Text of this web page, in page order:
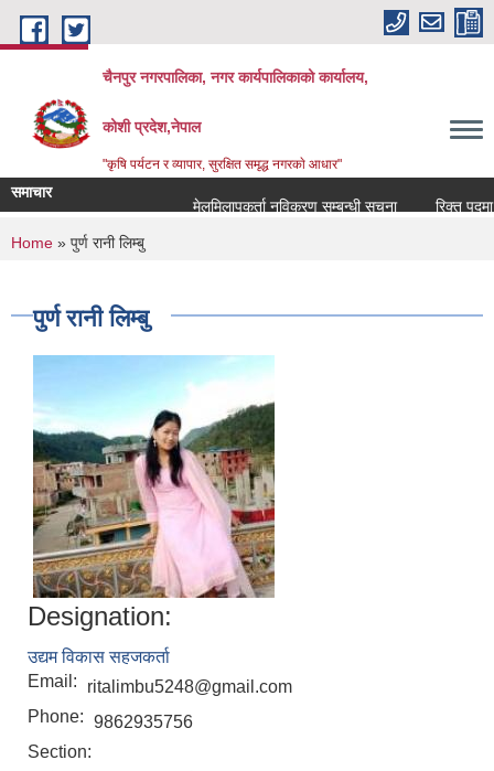
Skip to main content
चैनपुर नगरपालिका, नगर कार्यपालिकाको कार्यालय,
कोशी प्रदेश,नेपाल
"कृषि पर्यटन र व्यापार, सुरक्षित समृद्ध नगरकाे आधार"
समाचार
मेलमिलापकर्ता नविकरण सम्बन्धी सूचना
रिक्त पदमा
You are here
Home » पुर्ण रानी लिम्बु
पुर्ण रानी लिम्बु
Designation:
उद्यम विकास सहजकर्ता
Email:
ritalimbu5248@gmail.com
Phone: 9862935756
Section: